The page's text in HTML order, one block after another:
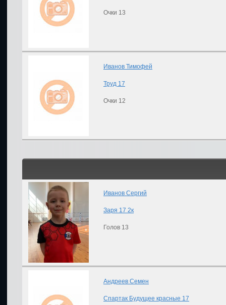
Очки 13
Иванов Тимофей
Труд 17
Очки 12
Иванов Сергий
Заря 17 2к
Голов 13
Андреев Семен
Спартак Будущее красные 17